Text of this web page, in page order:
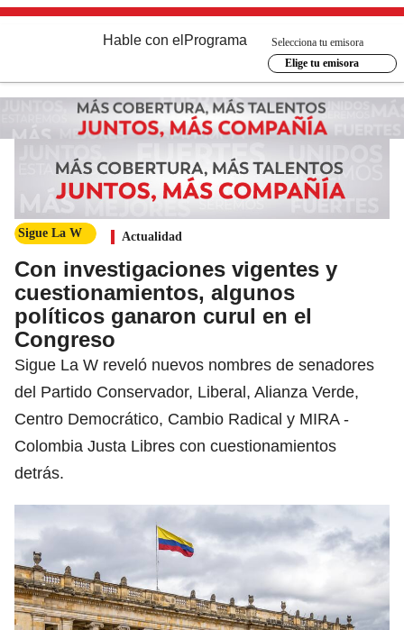
Hable con el Programa
Selecciona tu emisora
Elige tu emisora
Sigue La W Actualidad
Con investigaciones vigentes y
cuestionamientos, algunos
políticos ganaron curul en el
Congreso
Sigue La W reveló nuevos nombres de senadores
del Partido Conservador, Liberal, Alianza Verde,
Centro Democrático, Cambio Radical y MIRA -
Colombia Justa Libres con cuestionamientos
detrás.